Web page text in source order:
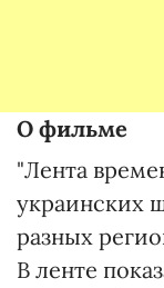
О фильме
"Лента
украинских
разных
В ленте